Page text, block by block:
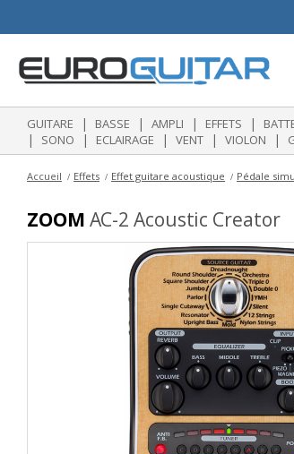
GUITARE | BASSE | AMPLI | EFFETS |
| SONO | ECLAIRAGE | VENT | VIOLON |
Accueil Effets Effet guitare acoustique Pédale
ZOOM AC-2 Acoustic Creator